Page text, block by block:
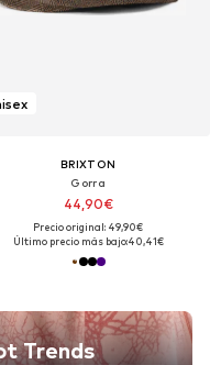
BRIXTON
Gorra
44,90€
Precio original: 49,90€
Último precio más bajo:40,41€
Trends